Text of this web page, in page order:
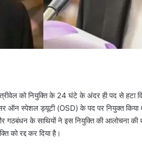
को नियुक्ति के 24 घंटे के अंदर ही पद से हटा
ऑन स्पेशल ड्यूटी (OSD) के पद पर नियुक्त किया
गठबंधन के साथियों ने इस नियुक्ति की आलोचना
को रद्द कर दिया है।